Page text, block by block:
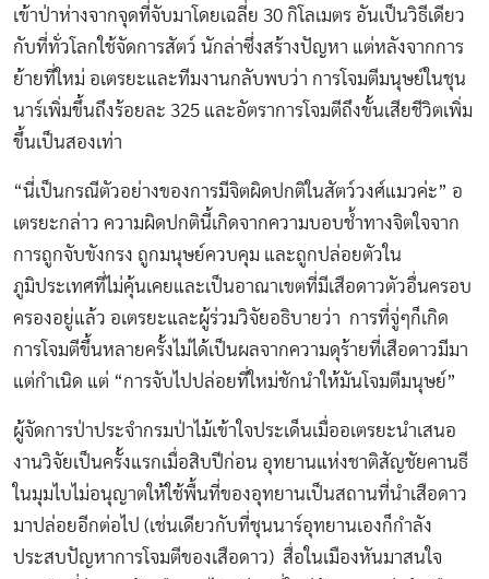
เข้าป่าห่างจากจุดที่จับมาโดยเฉลี่ย 30 กิโลเมตร อันเป็นวิธีเดียว
กับที่ทั่วโลกใช้จัดการสัตว์ นักล่าซึ่งสร้างปัญหา แต่หลังจากการ
ย้ายที่ใหม่ อเตรยะและทีมงานกลับพบว่า การโจมตีมนุษย์ในชุน
นาร์เพิ่มขึ้นถึงร้อยละ 325 และอัตราการโจมตีถึงขั้นเสียชีวิตเพิ่ม
ขึ้นเป็นสองเท่า
“นี่เป็นกรณีตัวอย่างของการมีจิตผิดปกติในสัตว์วงศ์แมวค่ะ” อ
เตรยะกล่าว ความผิดปกตินี้เกิดจากความบอบช้ำทางจิตใจจาก
การถูกจับขังกรง ถูกมนุษย์ควบคุม และถูกปล่อยตัวใน
ภูมิประเทศที่ไม่คุ้นเคยและเป็นอาณาเขตที่มีเสือดาวตัวอื่นครอบ
ครองอยู่แล้ว อเตรยะและผู้ร่วมวิจัยอธิบายว่า การที่จู่ๆก็เกิด
การโจมตีขึ้นหลายครั้งไม่ได้เป็นผลจากความดุร้ายที่เสือดาวมีมา
แต่กำเนิด แต่ “การจับไปปล่อยที่ใหม่ชักนำให้มันโจมตีมนุษย์”
ผู้จัดการป่าประจำกรมป่าไม้เข้าใจประเด็นเมื่ออเตรยะนำเสนอ
งานวิจัยเป็นครั้งแรกเมื่อสิบปีก่อน อุทยานแห่งชาติสัญชัยคานธี
ในมุมไบไม่อนุญาตให้ใช้พื้นที่ของอุทยานเป็นสถานที่นำเสือดาว
มาปล่อยอีกต่อไป (เช่นเดียวกับที่ชุนนาร์อุทยานเองก็กำลัง
ประสบปัญหาการโจมตีของเสือดาว) สื่อในเมืองหันมาสนใจ